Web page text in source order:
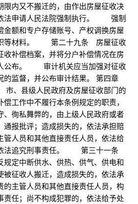
限内又不搬迁的，由作出房屋征收决
法申请人民法院强制执行。 强制
金额和专户存储账号、产权调换房屋
积等材料。 第二十九条 房屋征收
收补偿档案，并将分户补偿情况在房
公布。 审计机关应当加强对征收
的监督，并公布审计结果。 第四章
县级人民政府及房屋征收部门的
工作中不履行本条例规定的职责，
、徇私舞弊的，由上级人民政府或者
通报批评；造成损失的，依法承担赔
管人员和其他直接责任人员，依法给
法追究刑事责任。 第三十一条
规定中断供水、供热、供气、供电和
被征收人搬迁，造成损失的，依法承
的主管人员和其他直接责任人员，构
责任；尚不构成犯罪的，依法给予处